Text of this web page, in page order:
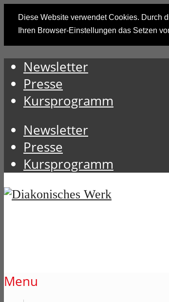
Diese Website verwendet Cookies. Durch
Ihren Browser-Einstellungen das Setzen
Newsletter
Presse
Kursprogramm
Newsletter
Presse
Kursprogramm
Menu